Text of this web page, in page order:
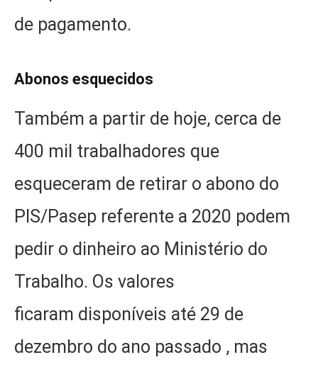
de pagamento.
Abonos esquecidos
Também a partir de hoje, cerca de
400 mil trabalhadores que
esqueceram de retirar o abono do
PIS/Pasep referente a 2020 podem
pedir o dinheiro ao Ministério do
Trabalho. Os valores
ficaram disponíveis até 29 de
dezembro do ano passado , mas